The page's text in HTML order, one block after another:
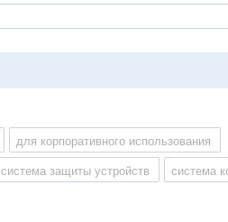
для корпоративного использования
система защиты устройств
система